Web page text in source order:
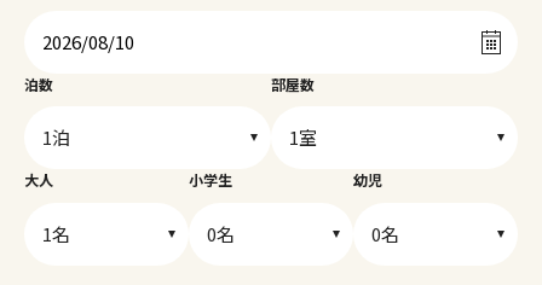
泊数 部屋数
大人 小学生 幼児